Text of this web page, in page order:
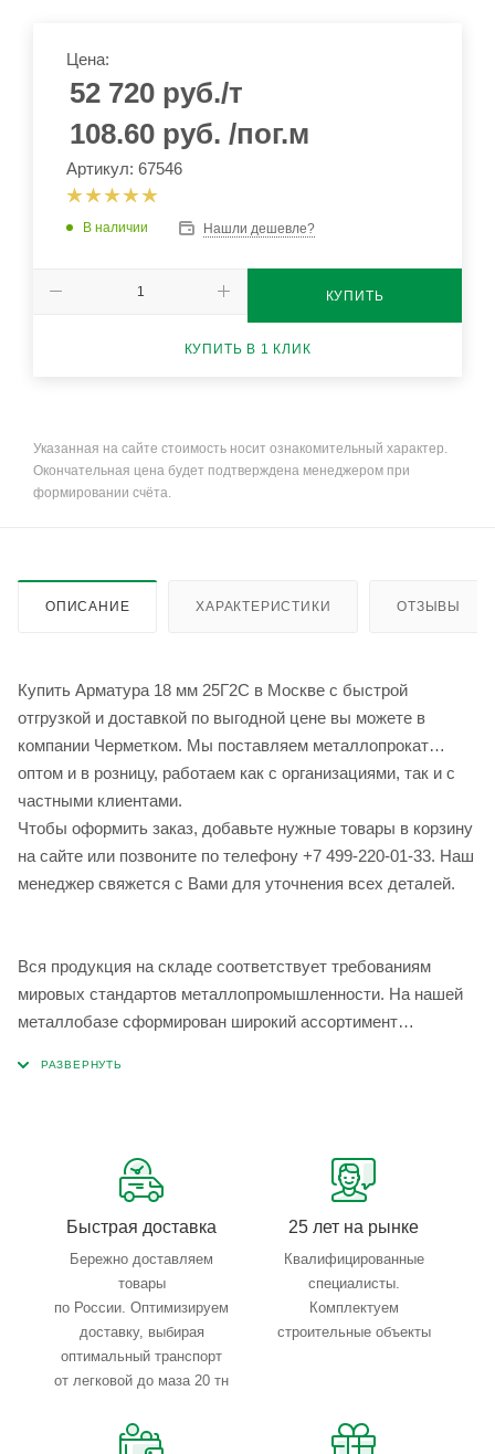
Цена:
52 720 руб./т
108.60 руб. /пог.м
Артикул: 67546
В наличии Нашли дешевле?
КУПИТЬ
КУПИТЬ В 1 КЛИК
Указанная на сайте стоимость носит ознакомительный характер.
Окончательная цена будет подтверждена менеджером при
формировании счёта.
ОПИСАНИЕ ХАРАКТЕРИСТИКИ ОТЗЫВЫ
Купить Арматура 18 мм 25Г2С в Москве с быстрой
отгрузкой и доставкой по выгодной цене вы можете в
компании Черметком. Мы поставляем металлопрокат
оптом и в розницу, работаем как с организациями, так и с
частными клиентами.
Чтобы оформить заказ, добавьте нужные товары в корзину
на сайте или позвоните по телефону +7 499-220-01-33. Наш
менеджер свяжется с Вами для уточнения всех деталей.
Вся продукция на складе соответствует требованиям
мировых стандартов металлопромышленности. На нашей
металлобазе сформирован широкий ассортимент
Быстрая доставка
Бережно доставляем
товары
по России. Оптимизируем
доставку, выбирая
оптимальный транспорт
от легковой до маза 20 тн
25 лет на рынке
Квалифицированные
специалисты.
Комплектуем
строительные объекты